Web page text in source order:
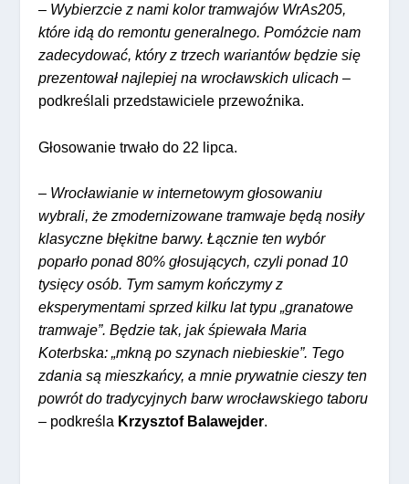
– Wybierzcie z nami kolor tramwajów WrAs205,
które idą do remontu generalnego. Pomóżcie nam
zadecydować, który z trzech wariantów będzie się
prezentował najlepiej na wrocławskich ulicach –
podkreślali przedstawiciele przewoźnika.
Głosowanie trwało do 22 lipca.
– Wrocławianie w internetowym głosowaniu
wybrali, że zmodernizowane tramwaje będą nosiły
klasyczne błękitne barwy. Łącznie ten wybór
poparło ponad 80% głosujących, czyli ponad 10
tysięcy osób. Tym samym kończymy z
eksperymentami sprzed kilku lat typu „granatowe
tramwaje”. Będzie tak, jak śpiewała Maria
Koterbska: „mkną po szynach niebieskie”. Tego
zdania są mieszkańcy, a mnie prywatnie cieszy ten
powrót do tradycyjnych barw wrocławskiego taboru
– podkreśla Krzysztof Balawejder.